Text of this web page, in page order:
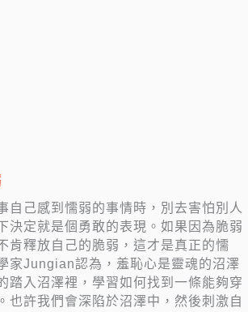
自己感到懦弱的事情時，別去害怕別人
決定就是個勇敢的表現。如果因為脆弱
肯釋放自己的脆弱，這才是真正的懦
家Jungian認為，羞恥心是靈魂的沼澤
踏入沼澤裡，學習如何找到一條能夠穿
也許我們會深陷於沼澤中，然後刺激自